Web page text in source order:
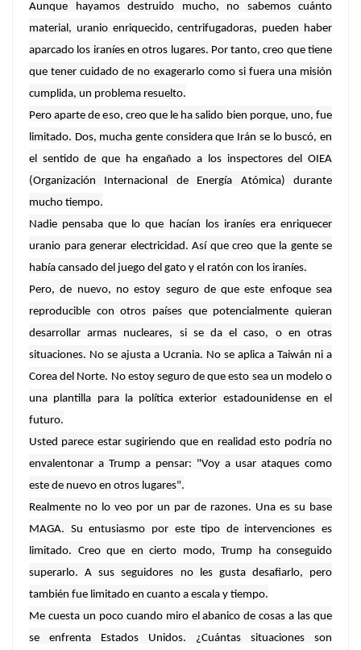
Aunque hayamos destruido mucho, no sabemos cuánto
material, uranio enriquecido, centrifugadoras, pueden haber
aparcado los iraníes en otros lugares. Por tanto, creo que tiene
que tener cuidado de no exagerarlo como si fuera una misión
cumplida, un problema resuelto.
Pero aparte de eso, creo que le ha salido bien porque, uno, fue
limitado. Dos, mucha gente considera que Irán se lo buscó, en
el sentido de que ha engañado a los inspectores del OIEA
(Organización Internacional de Energía Atómica) durante
mucho tiempo.
Nadie pensaba que lo que hacían los iraníes era enriquecer
uranio para generar electricidad. Así que creo que la gente se
había cansado del juego del gato y el ratón con los iraníes.
Pero, de nuevo, no estoy seguro de que este enfoque sea
reproducible con otros países que potencialmente quieran
desarrollar armas nucleares, si se da el caso, o en otras
situaciones. No se ajusta a Ucrania. No se aplica a Taiwán ni a
Corea del Norte. No estoy seguro de que esto sea un modelo o
una plantilla para la política exterior estadounidense en el
futuro.
Usted parece estar sugiriendo que en realidad esto podría no
envalentonar a Trump a pensar: "Voy a usar ataques como
este de nuevo en otros lugares".
Realmente no lo veo por un par de razones. Una es su base
MAGA. Su entusiasmo por este tipo de intervenciones es
limitado. Creo que en cierto modo, Trump ha conseguido
superarlo. A sus seguidores no les gusta desafiarlo, pero
también fue limitado en cuanto a escala y tiempo.
Me cuesta un poco cuando miro el abanico de cosas a las que
se enfrenta Estados Unidos. ¿Cuántas situaciones son